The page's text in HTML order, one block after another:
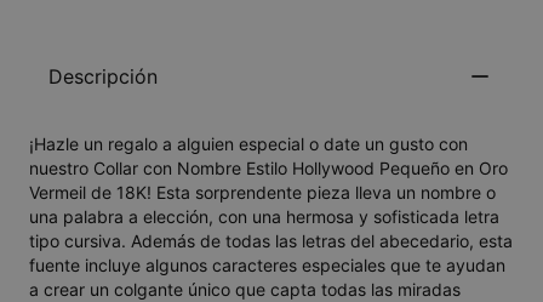
Descripción
¡Hazle un regalo a alguien especial o date un gusto con
nuestro Collar con Nombre Estilo Hollywood Pequeño en Oro
Vermeil de 18K! Esta sorprendente pieza lleva un nombre o
una palabra a elección, con una hermosa y sofisticada letra
tipo cursiva. Además de todas las letras del abecedario, esta
fuente incluye algunos caracteres especiales que te ayudan
a crear un colgante único que capta todas las miradas